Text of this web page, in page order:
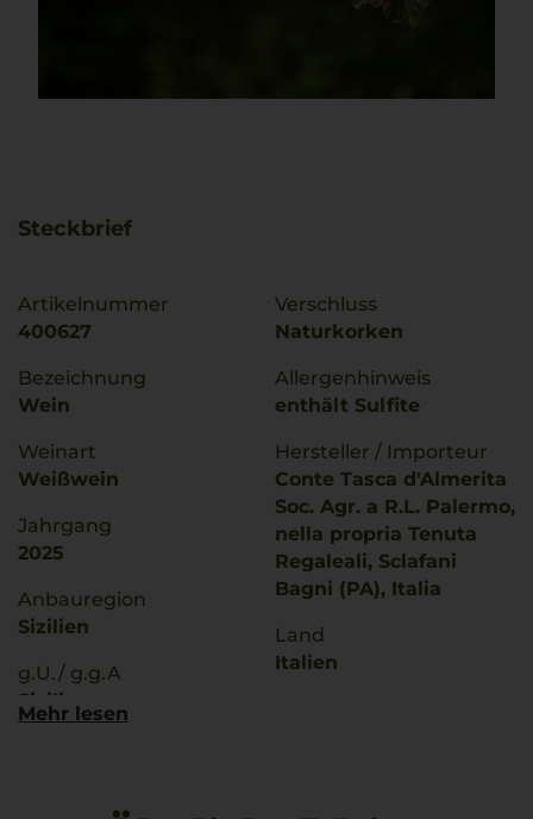
Steckbrief
Artikelnummer
400627
Bezeichnung
Wein
Weinart
Weißwein
Jahrgang
2025
Anbauregion
Sizilien
g.U./ g.g.A
Sicilia
Verschluss
Naturkorken
Allergenhinweis
enthält Sulfite
Hersteller / Importeur
Conte Tasca d'Almerita
Soc. Agr. a R.L. Palermo,
nella propria Tenuta
Regaleali, Sclafani
Bagni (PA), Italia
Land
Italien
Mehr lesen